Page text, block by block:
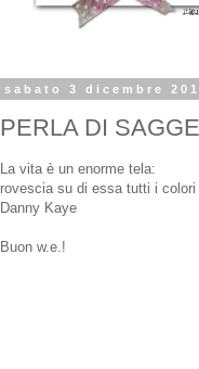
sabato 3 dicembre
PERLA DI
La vita è un enorme tela:
rovescia su di essa tutti i colori
Danny Kaye
Buon w.e.!